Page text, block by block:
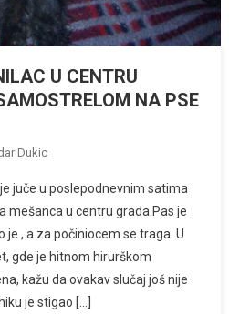
U CENTRU
NA PSE
Dukic
juče u poslepodnevnim satima
mešanca u centru grada.Pas je
je , a za počiniocem se traga. U
gde je hitnom hirurškom
kažu da ovakav slučaj još nije
je stigao […]